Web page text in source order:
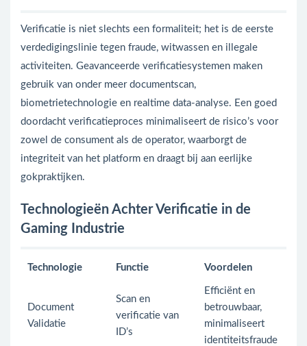
Verificatie is niet slechts een formaliteit; het is de eerste
verdedigingslinie tegen fraude, witwassen en illegale
activiteiten. Geavanceerde verificatiesystemen maken
gebruik van onder meer documentscan,
biometrietechnologie en realtime data-analyse. Een goed
doordacht verificatieproces minimaliseert de risico’s voor
zowel de consument als de operator, waarborgt de
integriteit van het platform en draagt bij aan eerlijke
gokpraktijken.
Technologieën Achter Verificatie in de
Gaming Industrie
Technologie Functie Voordelen
Document
Validatie
Scan en
verificatie van
ID’s
Efficiënt en
betrouwbaar,
minimaliseert
identiteitsfraude